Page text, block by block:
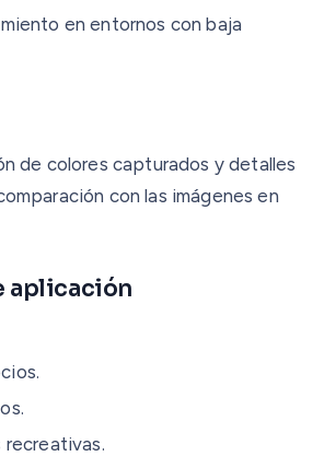
en entornos con baja
de colores capturados y detalles
con las imágenes en
aplicación
recreativas.